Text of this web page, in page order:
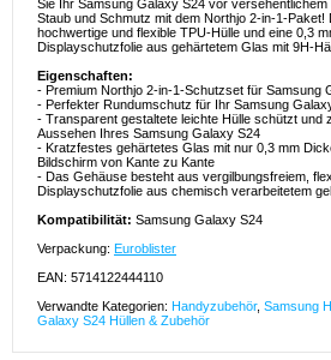
Sie Ihr Samsung Galaxy S24 vor versehentlichem
Staub und Schmutz mit dem Northjo 2-in-1-Paket!
hochwertige und flexible TPU-Hülle und eine 0,3
Displayschutzfolie aus gehärtetem Glas mit 9H-
Eigenschaften:
- Premium Northjo 2-in-1-Schutzset für Samsung
- Perfekter Rundumschutz für Ihr Samsung
- Transparent gestaltete leichte Hülle schützt und
Aussehen Ihres Samsung Galaxy S24
- Kratzfestes gehärtetes Glas mit nur 0,3 mm
Bildschirm von Kante zu Kante
- Das Gehäuse besteht aus vergilbungsfreiem,
Displayschutzfolie aus chemisch verarbeitetem
Kompatibilität: Samsung Galaxy S24
Verpackung: Euroblister
EAN: 5714122444110
Verwandte Kategorien: Handyzubehör, Samsung
Galaxy S24 Hüllen & Zubehör